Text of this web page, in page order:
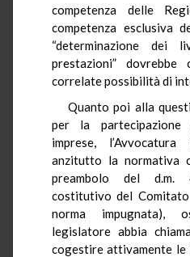
competenza delle
competenza esclusiva
“determinazione dei
prestazioni” dovrebbe
correlate possibilità di
Quanto poi alla
per la
imprese,
anzitutto la normativa
preambolo del d.m.
costitutivo del
norma impugnata),
legislatore abbia
cogestire attivamente le